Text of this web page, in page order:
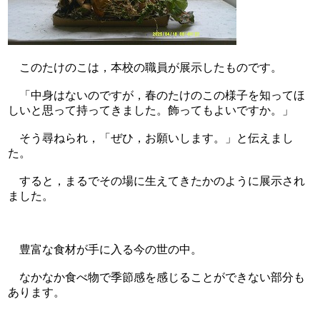
このたけのこは，本校の職員が展示したものです。
「中身はないのですが，春のたけのこの様子を知ってほ
しいと思って持ってきました。飾ってもよいですか。」
そう尋ねられ，「ぜひ，お願いします。」と伝えまし
た。
すると，まるでその場に生えてきたかのように展示され
ました。
豊富な食材が手に入る今の世の中。
なかなか食べ物で季節感を感じることができない部分も
あります。